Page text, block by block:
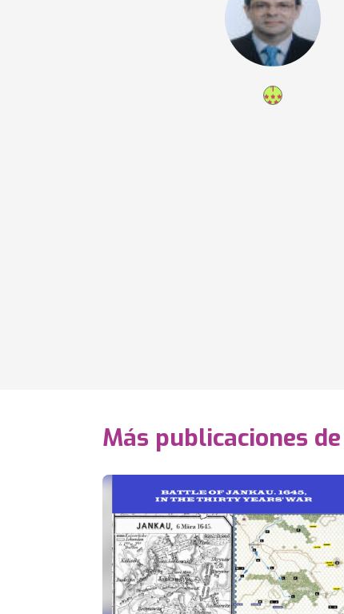
Más publicaciones